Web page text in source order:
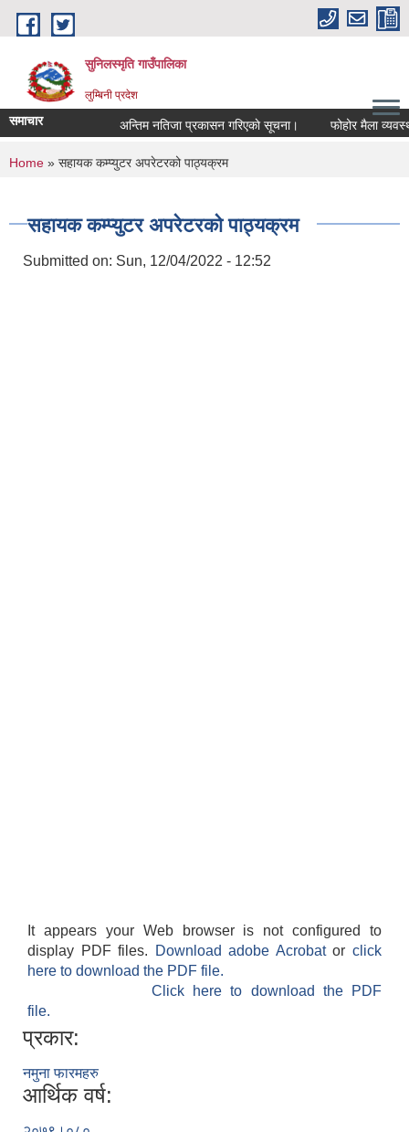
Skip to main content
सुनिलस्मृति गाउँपालिका
लुम्बिनी प्रदेश
समाचार अन्तिम नतिजा प्रकासन गरिएकाे सूचना। फोहोर मैला
You are here
Home » सहायक कम्प्युटर अपरेटरको पाठ्यक्रम
सहायक कम्प्युटर अपरेटरको पाठ्यक्रम
Submitted on: Sun, 12/04/2022 - 12:52
It appears your Web browser is not configured to
display PDF files.
Download adobe Acrobatorclick
here to download the PDF file.
Click here to download the PDF
file.
प्रकार:
नमुना फारमहरु
आर्थिक वर्ष: